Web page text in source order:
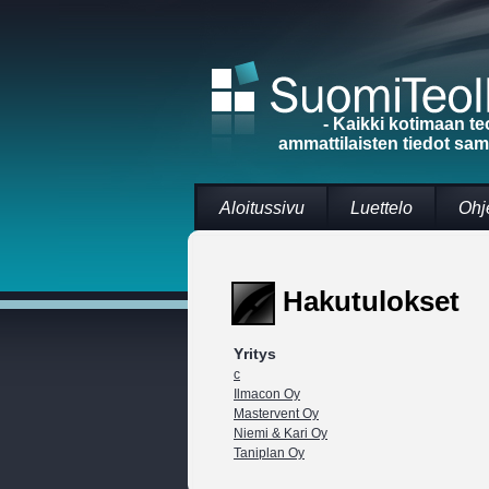
- Kaikki kotimaan
ammattilaisten tiedot
Aloitussivu Luettelo
Hakutulokset
Yritys
c
Ilmacon Oy
Mastervent Oy
Niemi & Kari Oy
Taniplan Oy